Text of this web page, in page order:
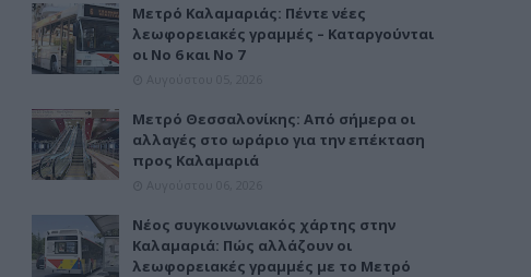
Μετρό Καλαμαριάς: Πέντε νέες
λεωφορειακές γραμμές – Καταργούνται
οι Νο 6 και Νο 7
Μετρό Θεσσαλονίκης: Από σήμερα οι
αλλαγές στο ωράριο για την επέκταση
προς Καλαμαριά
Νέος συγκοινωνιακός χάρτης στην
Καλαμαριά: Πώς αλλάζουν οι
λεωφορειακές γραμμές με το Μετρό